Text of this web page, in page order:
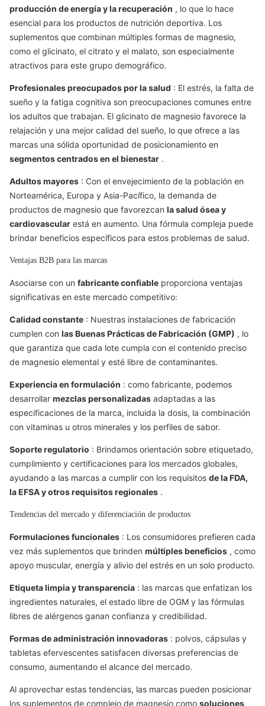
producción de energía y la recuperación , lo que lo hace
esencial para los productos de nutrición deportiva. Los
suplementos que combinan múltiples formas de magnesio,
como el glicinato, el citrato y el malato, son especialmente
atractivos para este grupo demográfico.
Profesionales preocupados por la salud : El estrés, la falta de
sueño y la fatiga cognitiva son preocupaciones comunes entre
los adultos que trabajan. El glicinato de magnesio favorece la
relajación y una mejor calidad del sueño, lo que ofrece a las
marcas una sólida oportunidad de posicionamiento en
segmentos centrados en el bienestar .
Adultos mayores : Con el envejecimiento de la población en
Norteamérica, Europa y Asia-Pacífico, la demanda de
productos de magnesio que favorezcan la salud ósea y
cardiovascular está en aumento. Una fórmula compleja puede
brindar beneficios específicos para estos problemas de salud.
Ventajas B2B para las marcas
Asociarse con un fabricante confiable proporciona ventajas
significativas en este mercado competitivo:
Calidad constante : Nuestras instalaciones de fabricación
cumplen con las Buenas Prácticas de Fabricación (GMP) , lo
que garantiza que cada lote cumpla con el contenido preciso
de magnesio elemental y esté libre de contaminantes.
Experiencia en formulación : como fabricante, podemos
desarrollar mezclas personalizadas adaptadas a las
especificaciones de la marca, incluida la dosis, la combinación
con vitaminas u otros minerales y los perfiles de sabor.
Soporte regulatorio : Brindamos orientación sobre etiquetado,
cumplimiento y certificaciones para los mercados globales,
ayudando a las marcas a cumplir con los requisitos de la FDA,
la EFSA y otros requisitos regionales .
Tendencias del mercado y diferenciación de productos
Formulaciones funcionales : Los consumidores prefieren cada
vez más suplementos que brinden múltiples beneficios , como
apoyo muscular, energía y alivio del estrés en un solo producto.
Etiqueta limpia y transparencia : las marcas que enfatizan los
ingredientes naturales, el estado libre de OGM y las fórmulas
libres de alérgenos ganan confianza y credibilidad.
Formas de administración innovadoras : polvos, cápsulas y
tabletas efervescentes satisfacen diversas preferencias de
consumo, aumentando el alcance del mercado.
Al aprovechar estas tendencias, las marcas pueden posicionar
los suplementos de complejo de magnesio como soluciones